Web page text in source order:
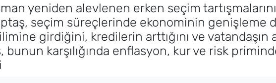
yeniden alevlenen erken seçim
seçim süreçlerinde ekonominin genişleme
girdiğini, kredilerin arttığını ve vatandaşın
karşılığında enflasyon, kur ve risk